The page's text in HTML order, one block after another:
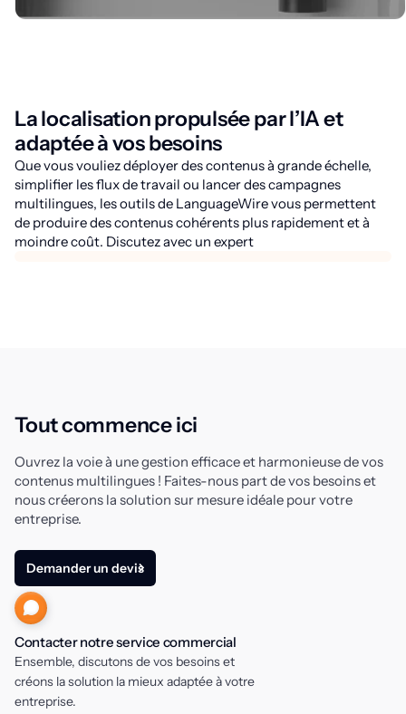
La localisation propulsée par l’IA et
adaptée à vos besoins
Que vous vouliez déployer des contenus à grande échelle,
simplifier les flux de travail ou lancer des campagnes
multilingues, les outils de LanguageWire vous permettent
de produire des contenus cohérents plus rapidement et à
moindre coût. Discutez avec un expert
Tout commence ici
Ouvrez la voie à une gestion efficace et harmonieuse de vos
contenus multilingues ! Faites-nous part de vos besoins et
nous créerons la solution sur mesure idéale pour votre
entreprise.
Demander un devis
Contacter notre service commercial
Ensemble, discutons de vos besoins et
créons la solution la mieux adaptée à votre
entreprise.